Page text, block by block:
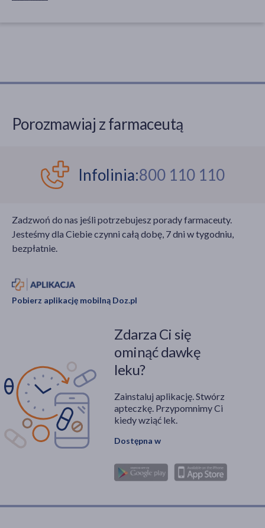
Porozmawiaj z farmaceutą
Infolinia:800 110 110
Zadzwoń do nas jeśli potrzebujesz porady farmaceuty.
Jesteśmy dla Ciebie czynni całą dobę, 7 dni w tygodniu,
bezpłatnie.
Pobierz aplikację mobilną Doz.pl
Zdarza Ci się
ominąć dawkę
leku?
Zainstaluj aplikację. Stwórz
apteczkę. Przypomnimy Ci
kiedy wziąć lek.
Dostępna w